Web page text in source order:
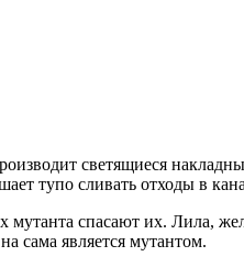
светящиеся
тупо сливать отходы в
спасают их. Лила,
сама является мутантом.